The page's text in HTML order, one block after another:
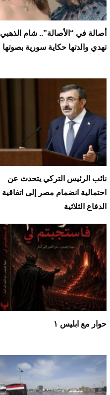
أصالة في “الأصالة”.. شام الذهبي
تهدي والدتها حكاية سورية بصوتها
نائب الرئيس التركي يتحدث عن
احتمالية انضمام مصر إلى اتفاقية
الدفاع الثلاثية
حوار مع ابليس ١